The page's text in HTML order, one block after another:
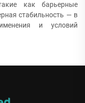
как барьерные
стабильность — в
и условий